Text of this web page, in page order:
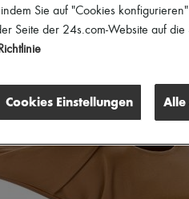
Sie auf "Cookies
Seite der 24s.com-Website auf
Cookies Einstellungen Alle